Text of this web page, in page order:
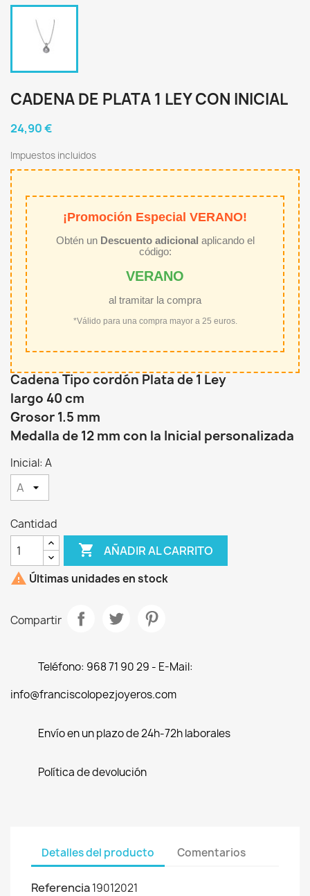
CADENA DE PLATA 1 LEY CON INICIAL
24,90 €
Impuestos incluidos
¡Promoción Especial VERANO!
Obtén un Descuento adicional aplicando el
código:
VERANO
al tramitar la compra
*Válido para una compra mayor a 25 euros.
Cadena Tipo cordón Plata de 1 Ley
largo 40 cm
Grosor 1.5 mm
Medalla de 12 mm con la Inicial personalizada
Inicial: A
Cantidad
 AÑADIR AL CARRITO
 Últimas unidades en stock
Compartir
Teléfono: 968 71 90 29 - E-Mail:
info@franciscolopezjoyeros.com
Envío en un plazo de 24h-72h laborales
Política de devolución
Detalles del producto Comentarios
Referencia19012021